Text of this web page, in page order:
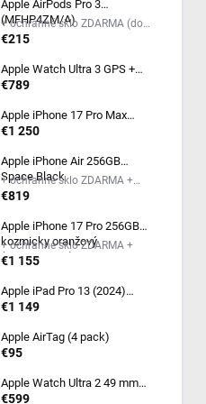
Apple AirPods Pro 3
(MFHP4ZM/A)
+ ochranné sklo ZDARMA (do
poznámky mi napíš model
€215
Apple Watch Ultra 3 GPS +
Cellular 49mm čierny titán -
M/L (MF1H4QC/A)
€789
Apple iPhone 17 Pro Max
256GB kozmicky oranžový
€1 250
Apple iPhone Air 256GB
Space Black
+ ochranné sklo ZDARMA +
ochranné sklo ZDARMA
€819
Apple iPhone 17 Pro 256GB
kozmicky oranžový
(MG8H4SX/A)
+ ochranné sklo ZDARMA +
€1 155
Apple iPad Pro 13 (2024)
256GB Wi-Fi Silver
€1 149
Apple AirTag (4 pack)
€95
Apple Watch Ultra 2 49 mm
Čierny titán s tmavo zeleným
€599